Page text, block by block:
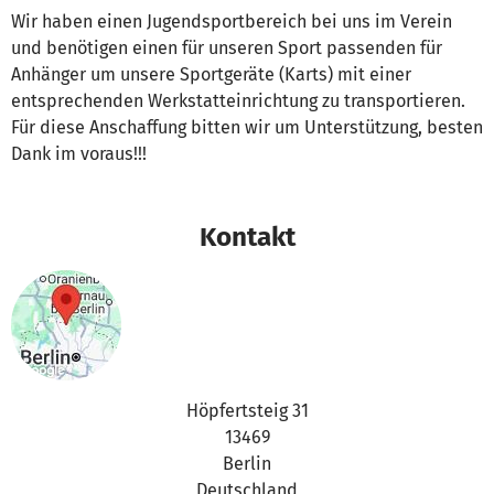
Wir haben einen Jugendsportbereich bei uns im Verein
und benötigen einen für unseren Sport passenden für
Anhänger um unsere Sportgeräte (Karts) mit einer
entsprechenden Werkstatteinrichtung zu transportieren.
Für diese Anschaffung bitten wir um Unterstützung, besten
Dank im voraus!!!
Kontakt
Höpfertsteig 31
13469
Berlin